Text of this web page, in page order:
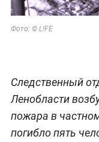
Фото: © L!FE
Следственный
Ленобласти
пожара в
погибло пять